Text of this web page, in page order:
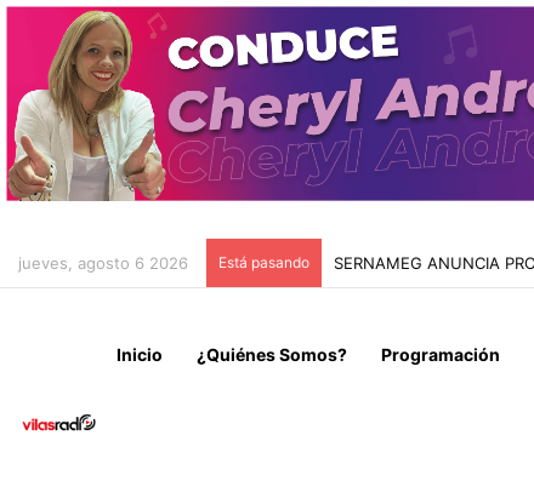
jueves, agosto 6 2026 Está pasando SERNAMEG ANUNCIA
Inicio ¿Quiénes Somos? Programación